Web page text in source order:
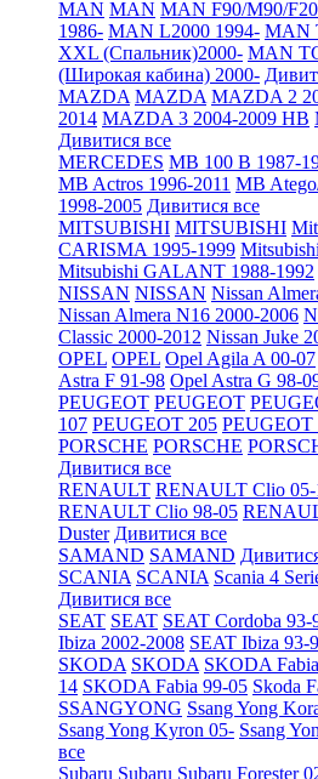
MAN MAN MAN F90/M90/
1986- MAN L2000 1994- MAN
XXL (Спальник)2000- MAN
(Широкая кабина) 2000-
MAZDA MAZDA MAZDA 2
2014 MAZDA 3 2004-2009 HB
Дивитися все
MERCEDES MB 100 B 1987-
MB Actros 1996-2011 MB
1998-2005 Дивитися все
MITSUBISHI MITSUBISHI
CARISMA 1995-1999
Mitsubishi GALANT 1988-1992
NISSAN NISSAN Nissan
Nissan Almera N16 2000-2006
Classic 2000-2012 Nissan Juke
OPEL OPEL Opel Agila A 00-07
Astra F 91-98 Opel Astra G 98-
PEUGEOT PEUGEOT
107 PEUGEOT 205 PEUGEOT
PORSCHE PORSCHE
Дивитися все
RENAULT RENAULT Clio 05-
RENAULT Clio 98-05
Duster Дивитися все
SAMAND SAMAND
SCANIA SCANIA Scania 4
Дивитися все
SEAT SEAT SEAT Cordoba 93-
Ibiza 2002-2008 SEAT Ibiza 93-
SKODA SKODA SKODA
14 SKODA Fabia 99-05 Skoda
SSANGYONG Ssang Yong
Ssang Yong Kyron 05- Ssang
все
Subaru Subaru Subaru Forester